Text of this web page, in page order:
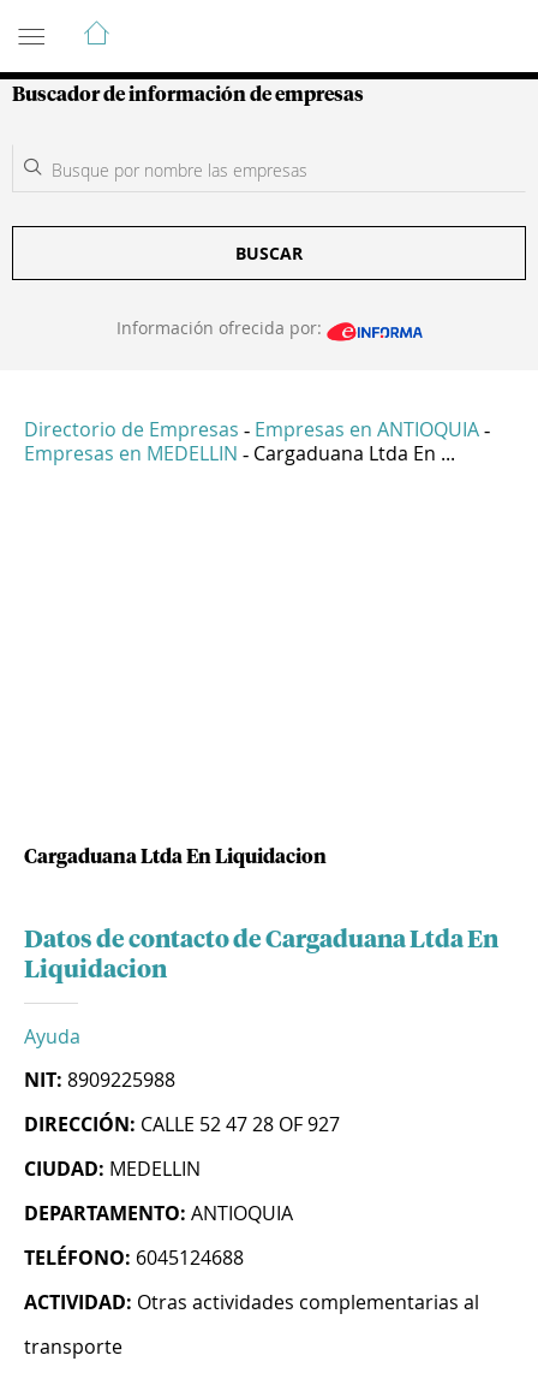
Guía de Empresas Colombianas
Buscador de información de empresas
BUSCAR
Información ofrecida por:
Directorio de Empresas - Empresas en ANTIOQUIA -
Empresas en MEDELLIN - Cargaduana Ltda En ...
Cargaduana Ltda En Liquidacion
Datos de contacto de Cargaduana Ltda En
Liquidacion
Ayuda
NIT: 8909225988
DIRECCIÓN: CALLE 52 47 28 OF 927
CIUDAD: MEDELLIN
DEPARTAMENTO: ANTIOQUIA
TELÉFONO: 6045124688
ACTIVIDAD: Otras actividades complementarias al
transporte